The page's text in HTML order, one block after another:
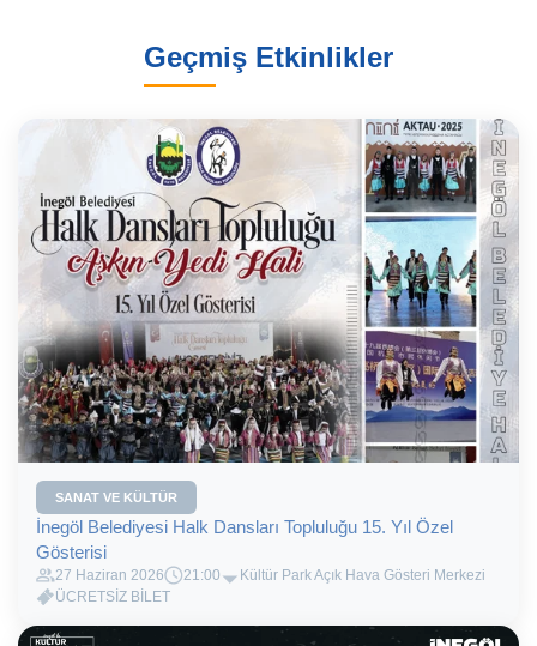
Geçmiş Etkinlikler
SANAT VE KÜLTÜR
İnegöl Belediyesi Halk Dansları Topluluğu 15. Yıl Özel
Gösterisi
27 Haziran 2026 21:00
Kültür Park Açık Hava Gösteri Merkezi
ÜCRETSİZ BİLET